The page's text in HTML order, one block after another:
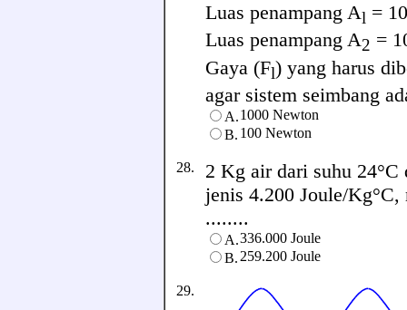
Luas penampang Al =
Luas penampang A2 =
Gaya (Fl) yang harus
agar sistem seimbang
A.1000 Newton
B. 100 Newton
28. 2 Kg air dari suhu
jenis 4.200 Joule/
........
A.336.000 Joule
B. 259.200 Joule
29.